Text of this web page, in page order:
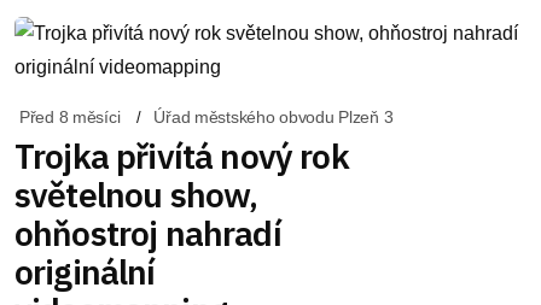
Před 8 měsíci Úřad městského obvodu Plzeň 3
Trojka přivítá nový rok
světelnou show,
ohňostroj nahradí
originální